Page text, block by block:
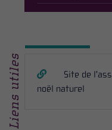
Liens utiles
Site de
noël naturel